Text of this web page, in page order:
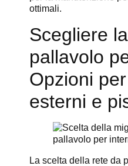
ottimali.
Scegliere
pallavolo
Opzioni
esterni e
La scelta della rete da